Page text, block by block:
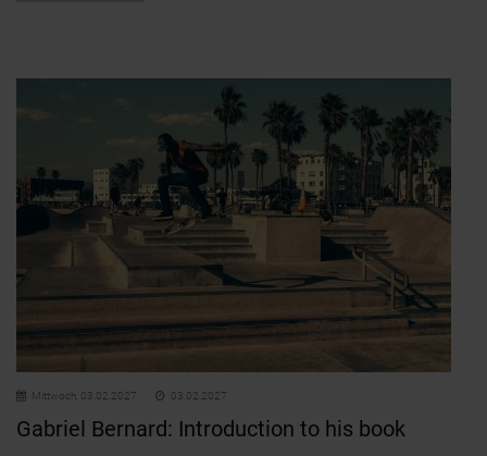
Mittwoch, 03.02.2027 03.02.2027
Gabriel Bernard: Introduction to his book